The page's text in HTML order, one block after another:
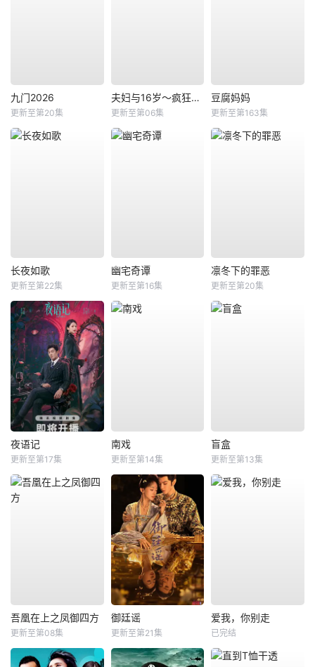
九门2026
更新至第20集
夫妇与16岁～疯狂的邻居～
更新至第06集
豆腐妈妈
更新至第163集
长夜如歌
更新至第22集
幽宅奇谭
更新至第16集
凛冬下的罪恶
更新至第20集
夜语记
更新至第17集
南戏
更新至第14集
盲盒
更新至第13集
吾凰在上之凤御四方
更新至第08集
御廷谣
更新至第21集
爱我，你别走
已完结